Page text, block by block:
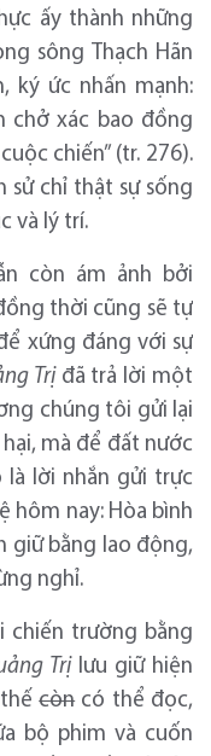
ấy thành những
sông Thạch Hãn
ký ức nhấn mạnh:
chở xác bao đồng
chiến” (tr. 276).
sử chỉ thật sự sống
và lý trí.
còn ám ảnh bởi
thời cũng sẽ tự
xứng đáng với sự
Trịđã trả lời một
chúng tôi gửi lại
mà để đất nước
là lời nhắn gửi trực
hôm nay: Hòa bình
giữ bằng lao động,
nghỉ.
chiến trường bằng
Trị lưu giữ hiện
thếcòncó thể đọc,
bộ phim và cuốn